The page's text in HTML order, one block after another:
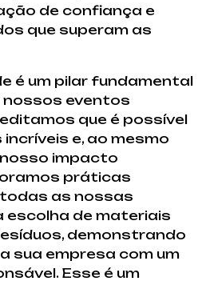
de confiança e
que superam as
é um pilar fundamental
eventos
que é possível
e, ao mesmo
impacto
práticas
as nossas
escolha de materiais
demonstrando
sua empresa com um
Esse é um